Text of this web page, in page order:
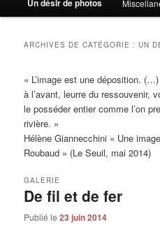
secondaire
Un désir de photos
ARCHIVES DE CATÉGORIE :UN
« L’image est une déposition.
à l’avant, leurre du ressouvenir,
le posséder entier comme l’on
rivière. »
Hélène Giannecchini « Une
Roubaud » (Le Seuil, mai 2014)
De fil et de fer
GALERIE
Publié le23 juin 2014